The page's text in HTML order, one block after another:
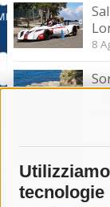
tecnologie
8
–